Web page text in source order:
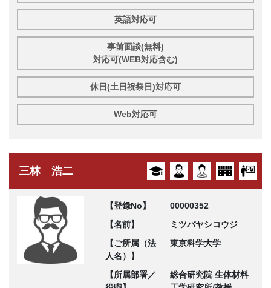
英語対応可
事前面談(無料)
対応可(WEB対応含む)
休日(土日祝祭日)対応可
Web対応可
三林 浩二
【登録No】
00000352
【名前】
ミツバヤシコウジ
【ご所属（法
人名）】
東京科学大学
【所属部署／
総合研究院 生体材料